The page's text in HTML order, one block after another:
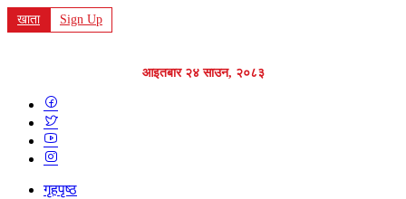
खाता Sign Up
आइतबार २४ साउन, २०८३
गृहपृष्ठ